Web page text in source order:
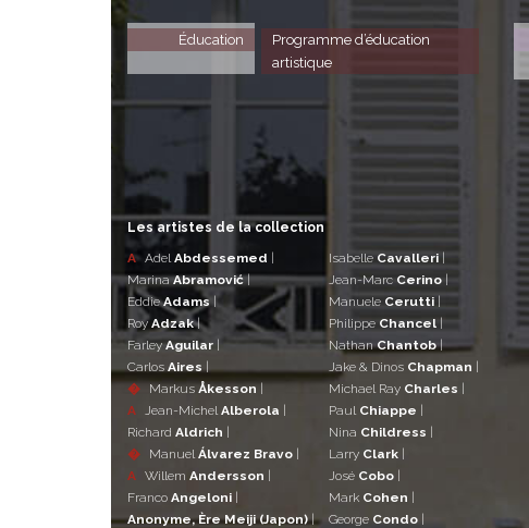
Éducation
Programme d’éducation
artistique
Les artistes de la collection
A Adel Abdessemed |
MarinaAbramović|
EddieAdams |
RoyAdzak|
FarleyAguilar |
Carlos Aires |
�
Markus Åkesson |
A
Jean-Michel Alberola |
Richard Aldrich |
�
Manuel Álvarez Bravo |
A Willem Andersson |
Franco Angeloni |
Anonyme, Ère Meiji (Japon)|
Isabelle Cavalleri |
Jean-Marc Cerino |
Manuele Cerutti |
Philippe Chancel |
NathanChantob|
Jake & Dinos Chapman |
Michael Ray Charles |
Paul Chiappe |
Nina Childress |
Larry Clark |
José Cobo |
Mark Cohen |
George Condo |